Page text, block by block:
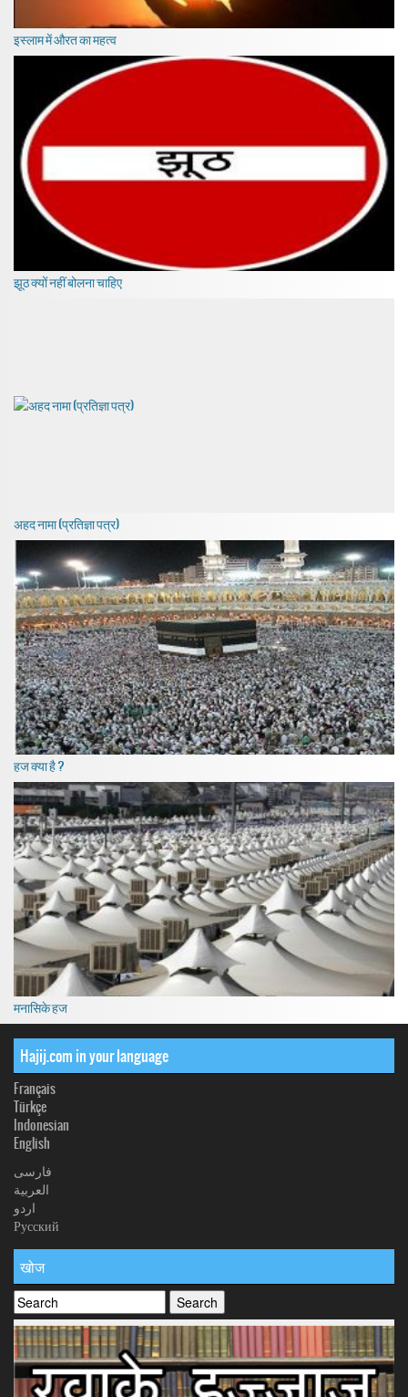
इस्लाम में औरत का महत्व
झूठ क्यों नहीं बोलना चाहिए
अहद नामा (प्रतिज्ञा पत्र)
हज क्या है ?
मनासिके हज
Hajij.com in your language
Français
Türkçe
Indonesian
English
فارسی
العربیة
اردو
Русский
खोज